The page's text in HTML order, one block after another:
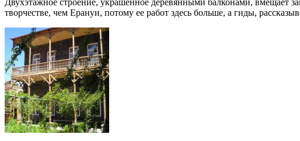
творчестве, чем Ерануи, потому ее работ здесь больше, а гиды,